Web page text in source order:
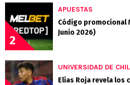
2
APUESTAS
Código promocional
Junio 2026)
UNIVERSIDAD DE
Elías Roja revela los